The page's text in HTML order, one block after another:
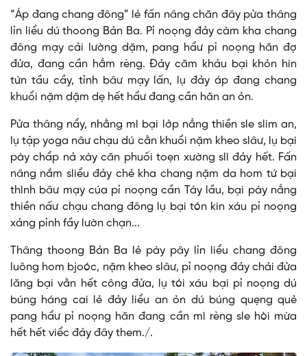
“Áp đang chang đông” lẻ fấn nâng chăn đây pửa thâng
lỉn liểu dú thoong Bản Ba. Pỉ noọng đảy càm kha chang
đông mạy cải lường dặm, pang hẩư pỉ noọng hăn đợ
đửa, đang cần hẳm rèng. Đảy căm khảu bại khỏn hin
tứn tầu cầy, tỉnh bâư mạy lấn, lụ đảy áp đang chang
khuổi nặm dặm dẹ hết hẩư đang cần hăn an ỏn.
Pửa thâng nẩy, nhằng mì bại lởp nẳng thiền sle slim an,
lụ tập yoga nâư chạu dú cằn khuổi nặm kheo slâư, lụ bại
pày chẩp nả xày căn phuối toẹn xường slì đảy hết. Fấn
nâng nắm sliểu đảy chẻ kha chang nặm da hom tứ bại
thình bâư mạy cúa pỉ noọng cần Tày lầu, bại pày nẳng
thiền nấư chạu chang đông lụ bại tón kin xáu pỉ noọng
xảng pỉnh fầy lườn chạn...
Thâng thoong Bản Ba lẻ pày pây lỉn liểu chang đông
luông hom bjoóc, nặm kheo slâư, pỉ noọng đảy chải đửa
lăng bại vằn hết công đửa, lụ tói xáu bại pỉ noọng dú
búng háng cai lẻ đảy liểu an ỏn dú búng quẹng quẻ
pang hẩư pỉ noọng hăn đang cần mì rèng sle hòi mừa
hết hết viểc đảy đây them./.